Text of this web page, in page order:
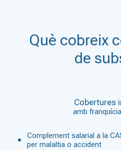
Què cobreix
de
Cobertures
amb
Complement salarial a la
per malaltia o accident